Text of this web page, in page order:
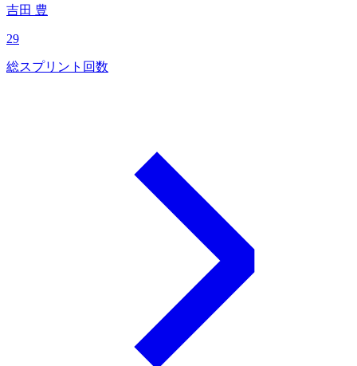
吉田 豊
29
総スプリント回数